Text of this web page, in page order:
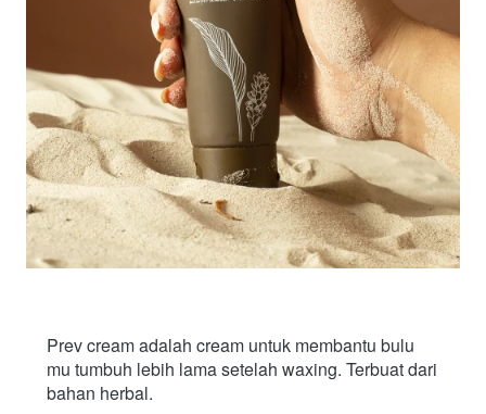
Prev cream adalah cream untuk membantu bulu
mu tumbuh lebih lama setelah waxing. Terbuat dari
bahan herbal.